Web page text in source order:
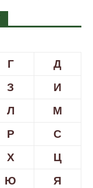
Г
Д
З
И
Л
М
Р
С
Х
Ц
Ю Я